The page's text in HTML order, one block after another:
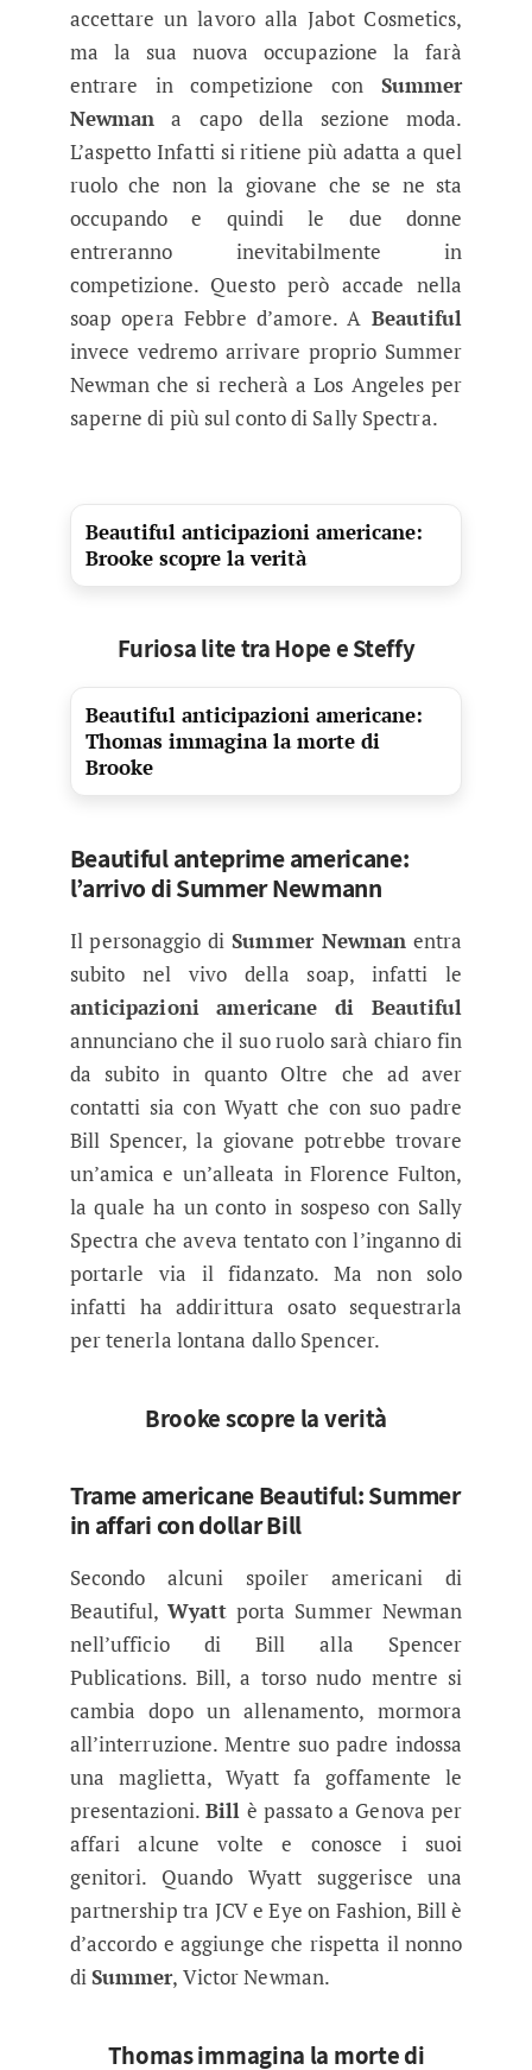
accettare un lavoro alla Jabot Cosmetics,
ma la sua nuova occupazione la farà
entrare in competizione con Summer
Newman a capo della sezione moda.
L’aspetto Infatti si ritiene più adatta a quel
ruolo che non la giovane che se ne sta
occupando e quindi le due donne
entreranno inevitabilmente in
competizione. Questo però accade nella
soap opera Febbre d’amore. A Beautiful
invece vedremo arrivare proprio Summer
Newman che si recherà a Los Angeles per
saperne di più sul conto di Sally Spectra.
Beautiful anticipazioni americane:
Brooke scopre la verità
Furiosa lite tra Hope e Steffy
Beautiful anticipazioni americane:
Thomas immagina la morte di
Brooke
Beautiful anteprime americane:
l’arrivo di Summer Newmann
Il personaggio diSummer Newman entra
subito nel vivo della soap, infatti le
anticipazioni americane di Beautiful
annunciano che il suo ruolo sarà chiaro fin
da subito in quanto Oltre che ad aver
contatti sia con Wyatt che con suo padre
Bill Spencer, la giovane potrebbe trovare
un’amica e un’alleata in Florence Fulton,
la quale ha un conto in sospeso con Sally
Spectra che aveva tentato con l’inganno di
portarle via il fidanzato. Ma non solo
infatti ha addirittura osato sequestrarla
per tenerla lontana dallo Spencer.
Brooke scopre la verità
Trame americane Beautiful: Summer
in affari con dollar Bill
Secondo alcuni spoiler americani di
Beautiful,Wyattporta Summer Newman
nell’ufficio di Bill alla Spencer
Publications. Bill, a torso nudo mentre si
cambia dopo un allenamento, mormora
all’interruzione. Mentre suo padre indossa
una maglietta, Wyatt fa goffamente le
presentazioni.Bill è passato a Genova per
affari alcune volte e conosce i suoi
genitori. Quando Wyatt suggerisce una
partnership tra JCV e Eye on Fashion, Bill è
d’accordo e aggiunge che rispetta il nonno
diSummer, Victor Newman.
Thomas immagina la morte di